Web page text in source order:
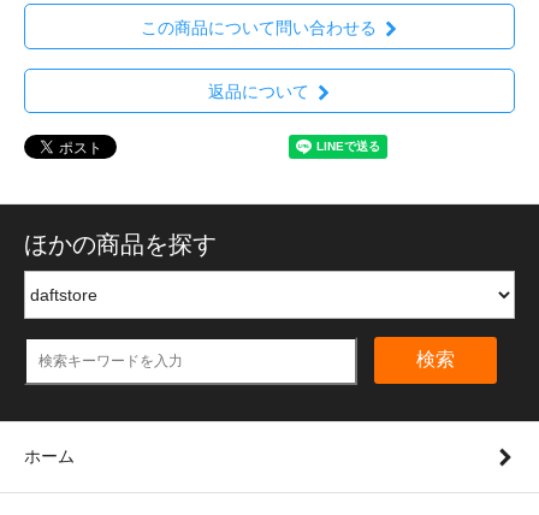
この商品について問い合わせる
返品について
ほかの商品を探す
検索
ホーム